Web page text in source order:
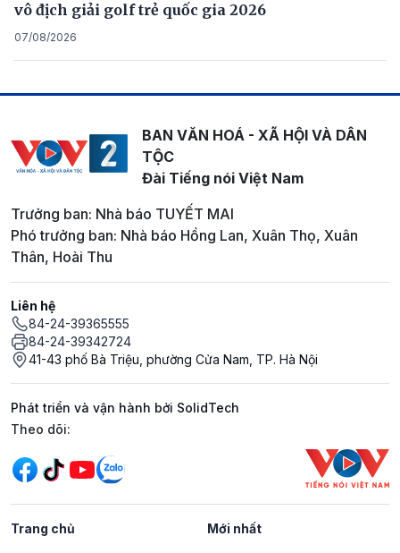
vô địch giải golf trẻ quốc gia 2026
07/08/2026
BAN VĂN HOÁ - XÃ HỘI VÀ DÂN
TỘC
Đài Tiếng nói Việt Nam
Trưởng ban: Nhà báo TUYẾT MAI
Phó trưởng ban: Nhà báo Hồng Lan, Xuân Thọ, Xuân
Thân, Hoài Thu
Liên hệ
84-24-39365555
84-24-39342724
41-43 phố Bà Triệu, phường Cửa Nam, TP. Hà Nội
Phát triển và vận hành bởi SolidTech
Mạng xã hội
Theo dõi:
Trang chủ Mới nhất